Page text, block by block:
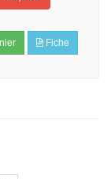
Fiche